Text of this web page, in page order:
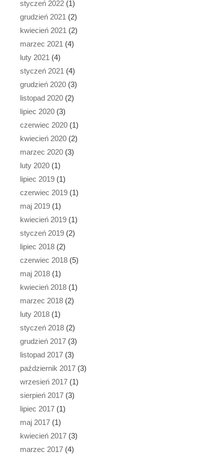
styczeń 2022 (1)
grudzień 2021 (2)
kwiecień 2021 (2)
marzec 2021 (4)
luty 2021 (4)
styczeń 2021 (4)
grudzień 2020 (3)
listopad 2020 (2)
lipiec 2020 (3)
czerwiec 2020 (1)
kwiecień 2020 (2)
marzec 2020 (3)
luty 2020 (1)
lipiec 2019 (1)
czerwiec 2019 (1)
maj 2019 (1)
kwiecień 2019 (1)
styczeń 2019 (2)
lipiec 2018 (2)
czerwiec 2018 (5)
maj 2018 (1)
kwiecień 2018 (1)
marzec 2018 (2)
luty 2018 (1)
styczeń 2018 (2)
grudzień 2017 (3)
listopad 2017 (3)
październik 2017 (3)
wrzesień 2017 (1)
sierpień 2017 (3)
lipiec 2017 (1)
maj 2017 (1)
kwiecień 2017 (3)
marzec 2017 (4)